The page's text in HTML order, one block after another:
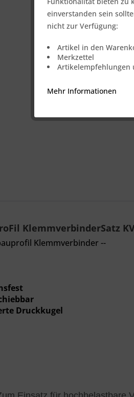
KlemmverbinderSatz
Klemmverbinder --
Druckkugel
einverstanden sein
nicht zur Verfügung:
Artikel in den
Merkzettel
Artikelempfehlungen
Mehr Informationen